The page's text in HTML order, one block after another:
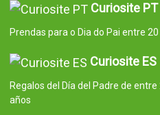
Curiosite PT
Prendas para o Dia do Pai entre
Curiosite ES
Regalos del Día del Padre de
años